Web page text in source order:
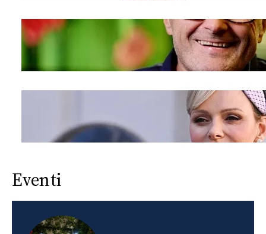
Eventi